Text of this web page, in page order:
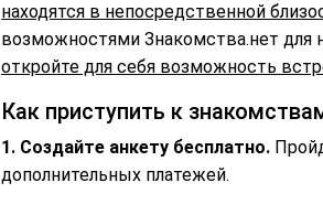
находятся в непосредственной
возможностями Знакомства.нет для
откройте для себя возможность
Как приступить к
1. Создайте анкету бесплатно.
дополнительных платежей.